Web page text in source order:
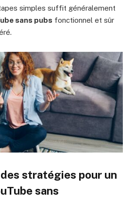
simples suffit généralement
sans pubs fonctionnel et sûr
stratégies pour un
sans